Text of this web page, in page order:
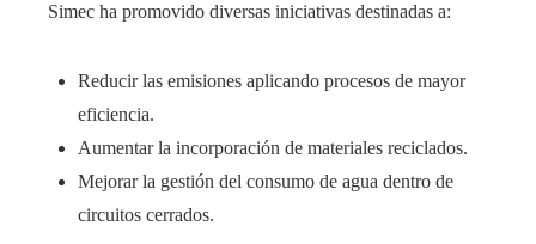
Simec ha promovido diversas iniciativas destinadas a:
Reducir las emisiones aplicando procesos de mayor
eficiencia.
Aumentar la incorporación de materiales reciclados.
Mejorar la gestión del consumo de agua dentro de
circuitos cerrados.